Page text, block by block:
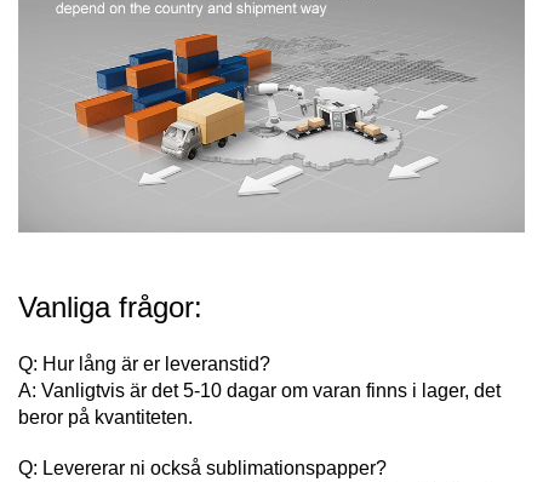
Vanliga frågor:
Q: Hur lång är er leveranstid?
A: Vanligtvis är det 5-10 dagar om varan finns i lager, det
beror på kvantiteten.
Q: Levererar ni också sublimationspapper?